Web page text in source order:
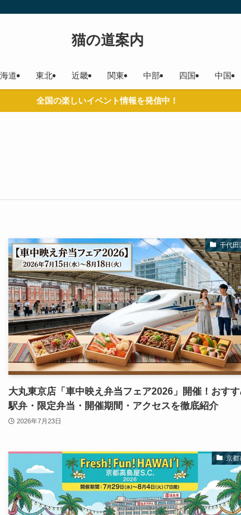
猫の道案内
道 東北 近畿 関東 中部 四国 中国
全国の楽しいイベント情報を発信中！
千代田
大丸東京店「車中映え弁当フェア2026」開催！おす
駅弁・限定弁当・開催期間・アクセスを徹底紹介
2026年7月23日
京都